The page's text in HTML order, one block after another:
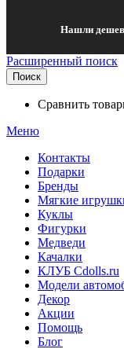
Нашли
Расширенный поиск
Поиск
Сравнить
Меню
Контакты
Подарки
Бренды
Мягкие
Куклы
Фигурки
Медведи
Качалки
КЛУБ Cdolls.ru
Модели
Декор
Акции
Помощь
Блог